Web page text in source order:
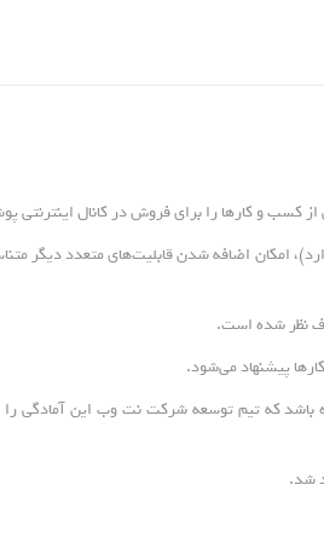
از کسب و کارها را برای فروش در کانال
امکان اضافه شدن قابلیت‌های متعدد دیگر
پیشنهاد می‌شود.
که تیم توسعه شرکت نت وب این آمادگی را
شد.